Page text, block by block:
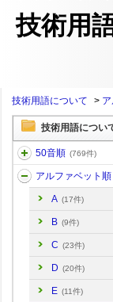
技術用
技術用語について >
技術用語につい
50音順 (769件)
アルファベット順
A (17件)
B (9件)
C (23件)
D (20件)
E (11件)